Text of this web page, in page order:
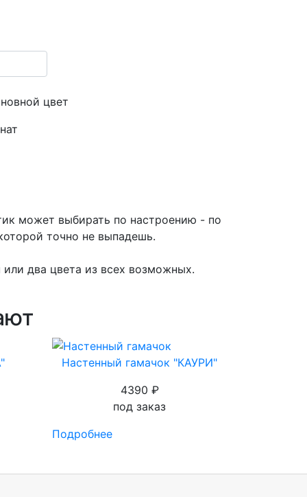
цвет
может выбирать по настроению - по
точно не выпадешь.
два цвета из всех возможных.
Настенный гамачок "КАУРИ"
4390 ₽
под заказ
Подробнее